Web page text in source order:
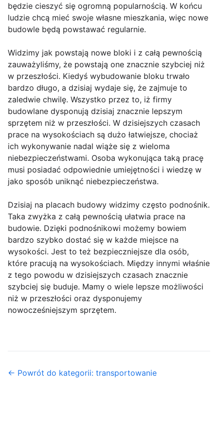
będzie cieszyć się ogromną popularnością. W końcu
ludzie chcą mieć swoje własne mieszkania, więc nowe
budowle będą powstawać regularnie.
Widzimy jak powstają nowe bloki i z całą pewnością
zauważyliśmy, że powstają one znacznie szybciej niż
w przeszłości. Kiedyś wybudowanie bloku trwało
bardzo długo, a dzisiaj wydaje się, że zajmuje to
zaledwie chwilę. Wszystko przez to, iż firmy
budowlane dysponują dzisiaj znacznie lepszym
sprzętem niż w przeszłości. W dzisiejszych czasach
prace na wysokościach są dużo łatwiejsze, chociaż
ich wykonywanie nadal wiąże się z wieloma
niebezpieczeństwami. Osoba wykonująca taką pracę
musi posiadać odpowiednie umiejętności i wiedzę w
jako sposób uniknąć niebezpieczeństwa.
Dzisiaj na placach budowy widzimy często podnośnik.
Taka zwyżka z całą pewnością ułatwia prace na
budowie. Dzięki podnośnikowi możemy bowiem
bardzo szybko dostać się w każde miejsce na
wysokości. Jest to też bezpieczniejsze dla osób,
które pracują na wysokościach. Między innymi właśnie
z tego powodu w dzisiejszych czasach znacznie
szybciej się buduje. Mamy o wiele lepsze możliwości
niż w przeszłości oraz dysponujemy
nowocześniejszym sprzętem.
← Powrót do kategorii: transportowanie